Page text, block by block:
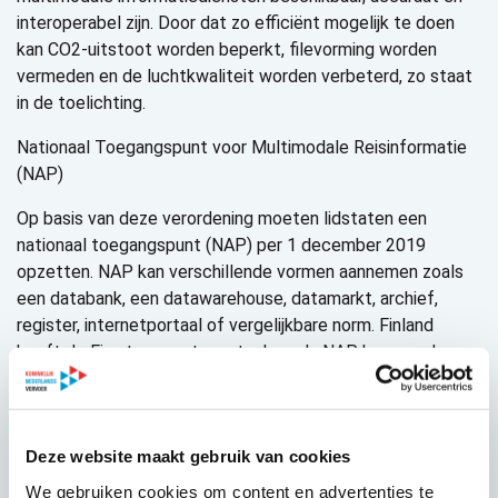
Deze website maakt gebruik van cookies
We gebruiken cookies om content en advertenties te
interoperabel zijn. Door dat zo efficiënt mogelijk te doen
kan CO2-uitstoot worden beperkt, filevorming worden
vermeden en de luchtkwaliteit worden verbeterd, zo staat
in de toelichting.
Nationaal Toegangspunt voor Multimodale Reisinformatie
(NAP)
Op basis van deze verordening moeten lidstaten een
nationaal toegangspunt (NAP) per 1 december 2019
opzetten. NAP kan verschillende vormen aannemen zoals
een databank, een datawarehouse, datamarkt, archief,
register, internetportaal of vergelijkbare norm. Finland
heeft de Fins transportagentschap als NAP benoemd.
Frankrijk zal vertrouwen op het bestaande platform voor
openbare data, namelijk data.gouv.fr. In Nederland is er